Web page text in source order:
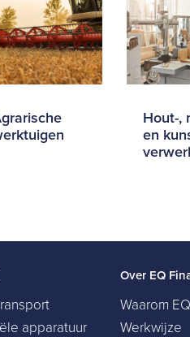
Hout-,
en
apparatuur
Over EQ
Waarom
Werkwijze